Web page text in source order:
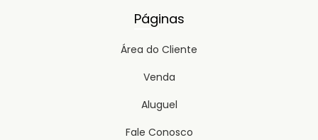
Páginas
Área do Cliente
Venda
Aluguel
Fale Conosco